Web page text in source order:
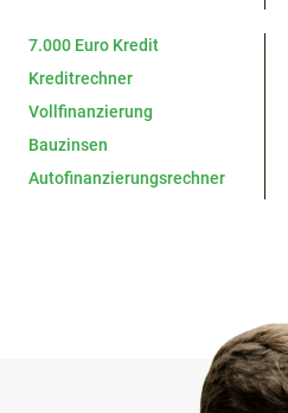
7.000 Euro Kredit
Kreditrechner
Vollfinanzierung
Bauzinsen
Autofinanzierungsrechner